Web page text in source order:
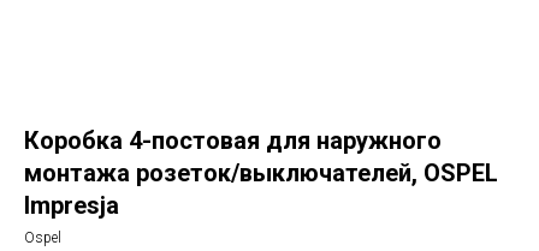
Коробка 4-постовая для наружного
монтажа розеток/выключателей, OSPEL
Impresja
Ospel